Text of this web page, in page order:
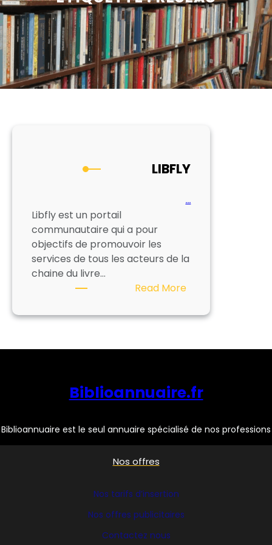
LIBFLY
…
Libfly est un portail
communautaire qui a pour
objectifs de promouvoir les
services de tous les acteurs de la
chaine du livre…
Read More:
Biblioannuaire.fr
Biblioannuaire est le seul annuaire spécialisé de nos professions
Nos offres
Nos tarifs d’insertion
Nos offres publicitaires
Contactez nous